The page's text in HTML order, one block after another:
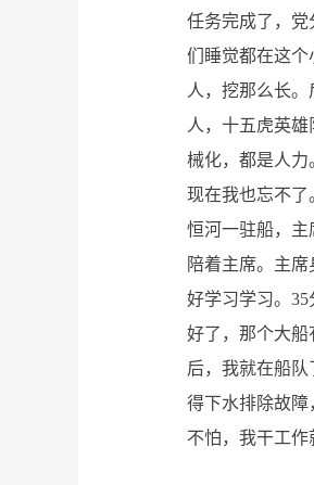
任务完成了，
们睡觉都在这个
人，挖那么长
人，十五虎英
械化，都是人力
现在我也忘不
恒河一驻船，
陪着主席。主
好学习学习。
好了，那个大
后，我就在船
得下水排除故
不怕，我干工作